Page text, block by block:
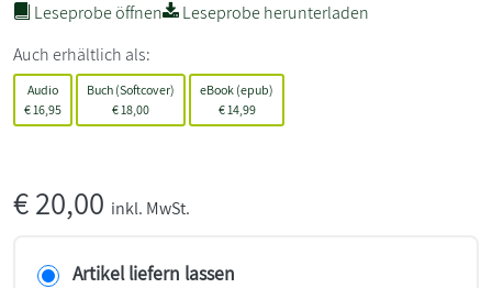
Leseprobe öffnen
Leseprobe herunterladen
Auch erhältlich als:
Audio
€16,95
Buch (Softcover)
€18,00
eBook (epub)
€14,99
€20,00 inkl. MwSt.
Artikel liefern lassen